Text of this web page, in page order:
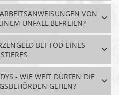
VON
UNFALL BEFREIEN?
BEI TOD EINES
- WIE WEIT DÜRFEN DIE
GEHEN?